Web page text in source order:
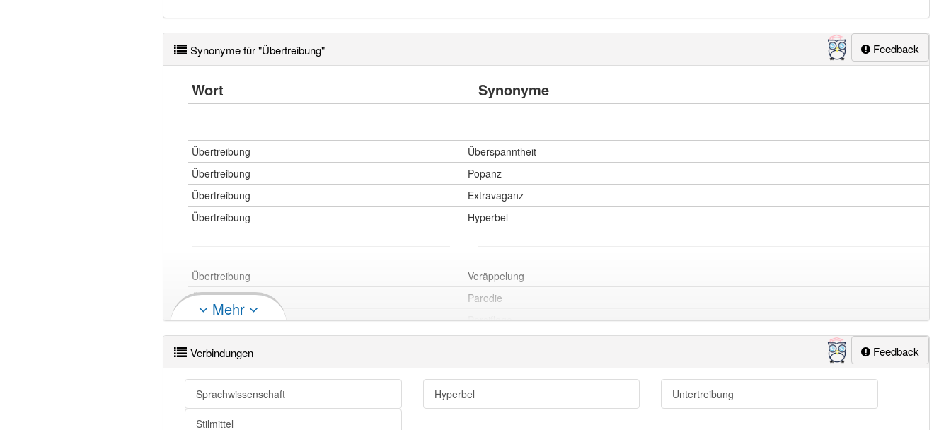
Feedback
Synonyme für "Übertreibung"
Wort Synonyme
Übertreibung
Überspanntheit
Übertreibung
Popanz
Übertreibung
Extravaganz
Übertreibung
Hyperbel
Übertreibung
Veräppelung
Übertreibung
Parodie
Übertreibung
Persiflage
Übertreibung
Übertreibung
humoristische Verarbeitung
Mehr
Feedback
Verbindungen
Sprachwissenschaft Hyperbel Untertreibung
Stilmittel